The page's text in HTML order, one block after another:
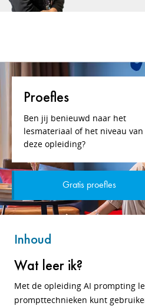
Proefles
Ben jij benieuwd naar het
lesmateriaal of het niveau van
deze opleiding?
Gratis proefles
Inhoud
Wat leer ik?
Met de opleiding AI prompting
prompttechnieken kunt